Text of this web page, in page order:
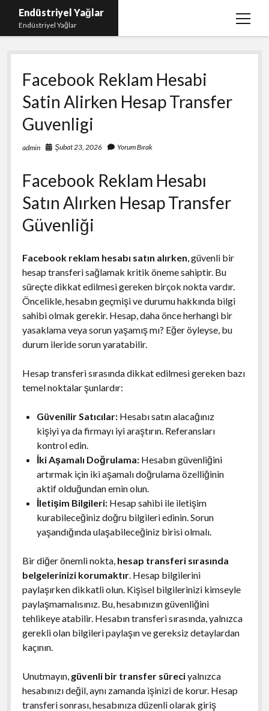
Endüstriyel Yağlar
Endüstriyel Yağlar
menüyü
Igtv Yorum Hilesi Ücretsiz
Instagram Gizli Hesap Görme Uygulamasız
Linkedin Beğeni Yükleme
Liste
Sayfa Listesi
Facebook Reklam Hesabi
Satin Alirken Hesap Transfer
Guvenligi
admin Şubat 23, 2026 Yorum Bırak
Facebook Reklam Hesabı
Satın Alırken Hesap Transfer
Güvenliği
Facebook reklam hesabı satın alırken, güvenli bir
hesap transferi sağlamak kritik öneme sahiptir. Bu
süreçte dikkat edilmesi gereken birçok nokta vardır.
Öncelikle, hesabın geçmişi ve durumu hakkında bilgi
sahibi olmak gerekir. Hesap, daha önce herhangi bir
yasaklama veya sorun yaşamış mı? Eğer öyleyse, bu
durum ileride sorun yaratabilir.
Hesap transferi sırasında dikkat edilmesi gereken bazı
temel noktalar şunlardır:
Güvenilir Satıcılar:Hesabı satın alacağınız
kişiyi ya da firmayı iyi araştırın. Referansları
kontrol edin.
İki Aşamalı Doğrulama:Hesabın güvenliğini
artırmak için iki aşamalı doğrulama özelliğinin
aktif olduğundan emin olun.
İletişim Bilgileri:Hesap sahibi ile iletişim
kurabileceğiniz doğru bilgileri edinin. Sorun
yaşandığında ulaşabileceğiniz birisi olmalı.
Bir diğer önemli nokta, hesap transferi sırasında
belgelerinizi korumaktır. Hesap bilgilerini
paylaşırken dikkatli olun. Kişisel bilgilerinizi kimseyle
paylaşmamalısınız. Bu, hesabınızın güvenliğini
tehlikeye atabilir. Hesabın transferi sırasında, yalnızca
gerekli olan bilgileri paylaşın ve gereksiz detaylardan
kaçının.
Unutmayın, güvenli bir transfer süreciyalnızca
hesabınızı değil, aynı zamanda işinizi de korur. Hesap
transferi sonrası, hesabınıza düzenli olarak giriş